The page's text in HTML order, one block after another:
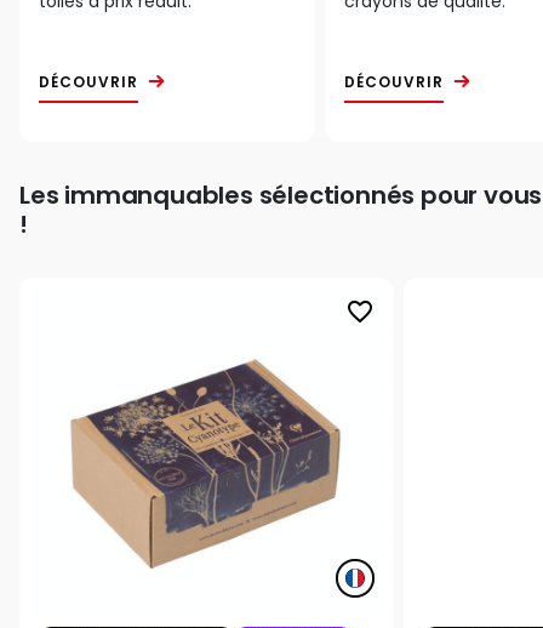
DÉCOUVRIR DÉCOUVRIR
Les immanquables sélectionnés pour vous
!
favorite_border